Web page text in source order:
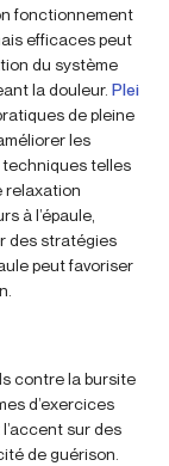
fonctionnement
efficaces peut
du système
la douleur. Plei
de pleine
les
telles
relaxation
à l’épaule,
des stratégies
peut favoriser
contre la bursite
d’exercices
sur des
de guérison.